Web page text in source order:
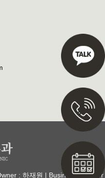
: 하재원 | Business Number